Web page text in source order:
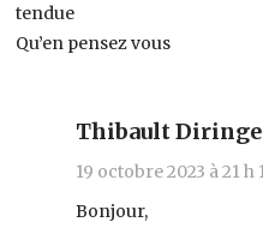
tendue
Qu’en pensez vous
Thibault
19 octobre 2023 à 21 h
Bonjour,